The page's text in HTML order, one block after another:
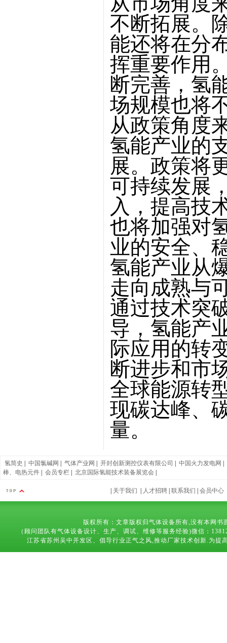
不断拓展。
能还将在分
挥重要作用
断完善，氢
场规模也将
从政策角度
氢能产业的
展。政策将
可持续发展
入，提高技
也将加强对
业的安全、
氢能产业从
走向成熟与
通过技术突
导，氢能产
际应用的转
断进步和市
全球能源转
现碳达峰、
量。
氢简史 中国氯碱网 气体产业网 开封创新测控仪表有限公司 中国火力发电网
棒、电热元件
会员专栏 北京国际氢能技术装备展览会
关于我们 人才招聘 联系我们 会员中心
版权所有：文章版权归气体设备所有,没有本网
（顾问团队有气体设备设计、生产、调试、维修等服务经验)微信：
江苏省苏州吴中开发区、倡导行业正气之风,推动厂家技术创新.为提